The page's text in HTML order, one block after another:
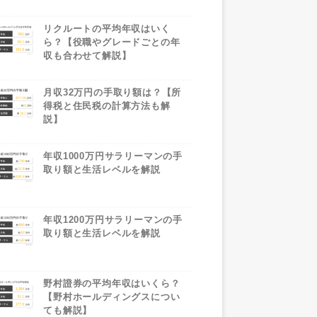
リクルートの平均年収はいく
ら？【役職やグレードごとの年
収も合わせて解説】
月収32万円の手取り額は？【所
得税と住民税の計算方法も解
説】
年収1000万円サラリーマンの手
取り額と生活レベルを解説
年収1200万円サラリーマンの手
取り額と生活レベルを解説
野村證券の平均年収はいくら？
【野村ホールディングスについ
ても解説】